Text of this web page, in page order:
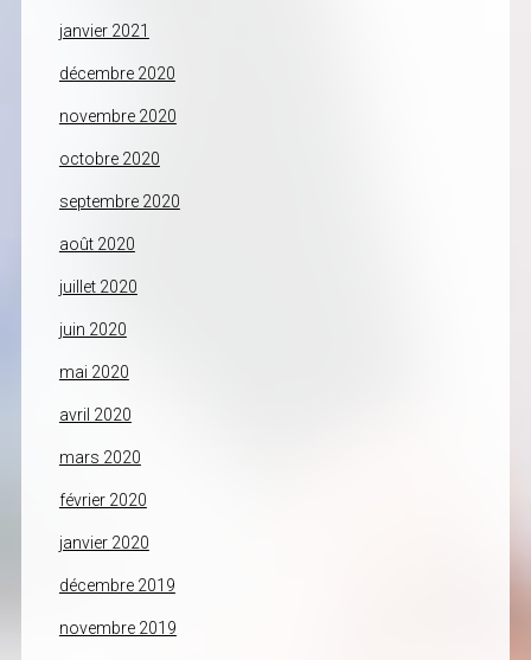
janvier 2021
décembre 2020
novembre 2020
octobre 2020
septembre 2020
août 2020
juillet 2020
juin 2020
mai 2020
avril 2020
mars 2020
février 2020
janvier 2020
décembre 2019
novembre 2019